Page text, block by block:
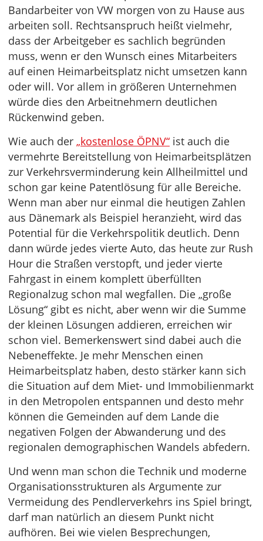
Bandarbeiter von VW morgen von zu Hause aus
arbeiten soll. Rechtsanspruch heißt vielmehr,
dass der Arbeitgeber es sachlich begründen
muss, wenn er den Wunsch eines Mitarbeiters
auf einen Heimarbeitsplatz nicht umsetzen kann
oder will. Vor allem in größeren Unternehmen
würde dies den Arbeitnehmern deutlichen
Rückenwind geben.
Wie auch der „kostenlose ÖPNV“ ist auch die
vermehrte Bereitstellung von Heimarbeitsplätzen
zur Verkehrsverminderung kein Allheilmittel und
schon gar keine Patentlösung für alle Bereiche.
Wenn man aber nur einmal die heutigen Zahlen
aus Dänemark als Beispiel heranzieht, wird das
Potential für die Verkehrspolitik deutlich. Denn
dann würde jedes vierte Auto, das heute zur Rush
Hour die Straßen verstopft, und jeder vierte
Fahrgast in einem komplett überfüllten
Regionalzug schon mal wegfallen. Die „große
Lösung“ gibt es nicht, aber wenn wir die Summe
der kleinen Lösungen addieren, erreichen wir
schon viel. Bemerkenswert sind dabei auch die
Nebeneffekte. Je mehr Menschen einen
Heimarbeitsplatz haben, desto stärker kann sich
die Situation auf dem Miet- und Immobilienmarkt
in den Metropolen entspannen und desto mehr
können die Gemeinden auf dem Lande die
negativen Folgen der Abwanderung und des
regionalen demographischen Wandels abfedern.
Und wenn man schon die Technik und moderne
Organisationsstrukturen als Argumente zur
Vermeidung des Pendlerverkehrs ins Spiel bringt,
darf man natürlich an diesem Punkt nicht
aufhören. Bei wie vielen Besprechungen,